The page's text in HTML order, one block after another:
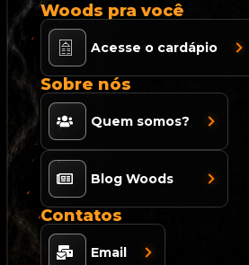
Woods pra você
Acesse o cardápio
Sobre nós
Quem somos?
Blog Woods
Contatos
Email